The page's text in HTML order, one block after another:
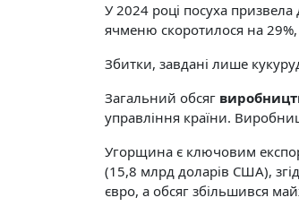
У 2024 році посуха
ячменю скоротилося на
Збитки, завдані лише
Загальний обсяг
управління країни.
Угорщина є ключовим
(15,8 млрд доларів США),
євро, а обсяг збільшився